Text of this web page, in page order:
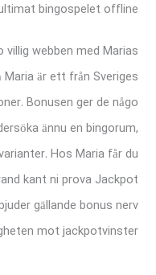
bingospelet offline.
villig webben med Marias
är ett från Sveriges
Bonusen ger de någo
ännu en bingorum,
Hos Maria får du
kant ni prova Jackpot
gällande bonus nerv
mot jackpotvinster.